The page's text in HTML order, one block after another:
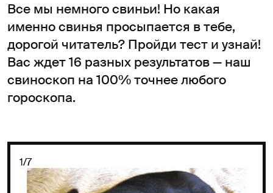
Все мы немного свиньи! Но какая
именно свинья просыпается в тебе,
дорогой читатель? Пройди тест и узнай!
Вас ждет 16 разных результатов — наш
свиноскоп на 100% точнее любого
гороскопа.
1/7